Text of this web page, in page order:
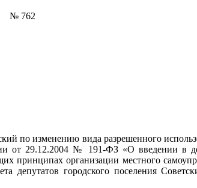
по изменению вида разрешенного
от 29.12.2004 № 191-ФЗ «О введении в
принципах организации местного
депутатов городского поселения